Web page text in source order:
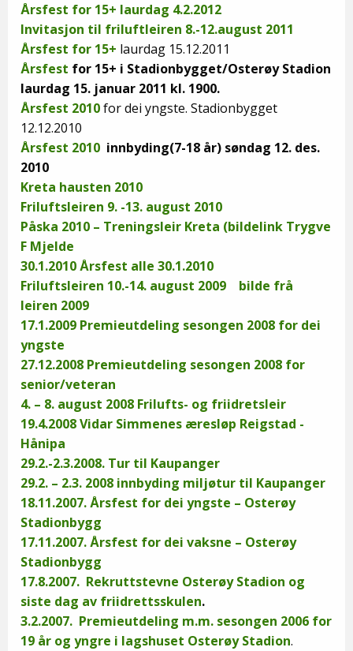
Årsfest for 15+ laurdag 4.2.2012
Invitasjon til friluftleiren 8.-12.august 2011
Årsfest for 15+ laurdag 15.12.2011
Årsfest for 15+ i Stadionbygget/Osterøy Stadion
laurdag 15. januar 2011 kl. 1900.
Årsfest 2010for dei yngste. Stadionbygget
12.12.2010
Årsfest 2010 innbyding(7-18 år) søndag 12. des.
2010
Kreta hausten 2010
Friluftsleiren 9. -13. august 2010
Påska 2010 – Treningsleir Kreta (bildelink Trygve
F Mjelde
30.1.2010 Årsfest alle 30.1.2010
Friluftsleiren 10.-14. august 2009
bilde frå
leiren 2009
17.1.2009 Premieutdeling sesongen 2008 for dei
yngste
27.12.2008 Premieutdeling sesongen 2008 for
senior/veteran
4. – 8. august 2008 Frilufts- og friidretsleir
19.4.2008 Vidar Simmenes æresløp Reigstad -
Hånipa
29.2.-2.3.2008. Tur til Kaupanger
29.2. – 2.3. 2008 innbyding miljøtur til Kaupanger
18.11.2007. Årsfest for dei yngste – Osterøy
Stadionbygg
17.11.2007. Årsfest for dei vaksne – Osterøy
Stadionbygg
17.8.2007. Rekruttstevne Osterøy Stadion og
siste dag av friidrettsskulen.
3.2.2007. Premieutdeling m.m. sesongen 2006 for
19 år og yngre i lagshuset Osterøy Stadion.